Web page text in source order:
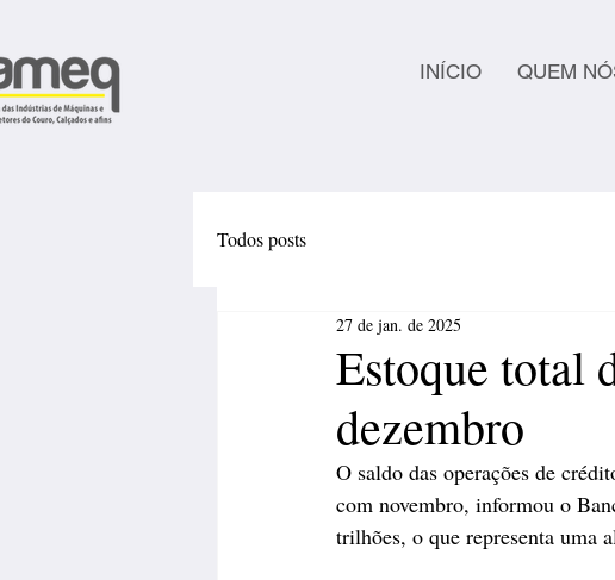
INÍCIO QUEM
Todos posts
Estoque total
dezembro
27 de jan. de 2025
O saldo das operações de
com novembro, informou o
trilhões, o que representa uma